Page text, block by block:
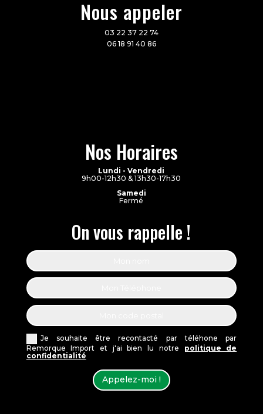
Nous appeler
03 22 37 22 74
06 18 91 40 86
Nos Horaires
Lundi - Vendredi
9h00-12h30 & 13h30-17h30
Samedi
Fermé
On vous rappelle !
Je souhaite être recontacté par téléhone par
Remorque Import et j'ai bien lu notre politique de
confidentialité
Appelez-moi !